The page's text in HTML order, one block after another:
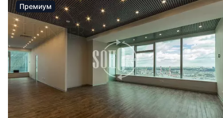
Премиум